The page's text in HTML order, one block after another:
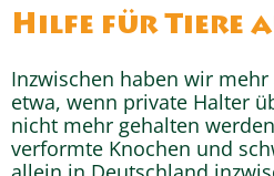
Hilfe für Tiere
Inzwischen haben wir
etwa, wenn private Halter
nicht mehr gehalten
verformte Knochen und